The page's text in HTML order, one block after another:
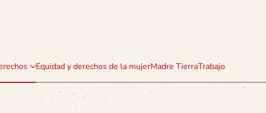
Equidad y derechos de la mujerMadre TierraTrabajo